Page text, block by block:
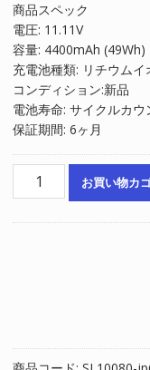
価
格
は
¥7,570
で
し
た。
格
は
¥5,113
で
す。
商品スペック
電圧: 11.11V
容量: 4400mAh (49Wh)
充電池種類: リチウムイ
コンディション:新品
電池寿命: サイクルカ
保証期間: 6ヶ月
バ
お買い物カ